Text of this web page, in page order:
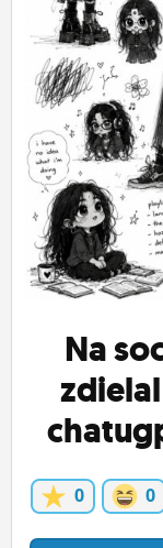
ĽUDIA
MÔJ
Na
0 0